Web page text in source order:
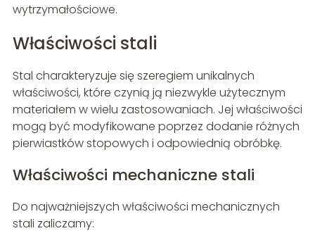
wytrzymałościowe.
Właściwości stali
Stal charakteryzuje się szeregiem unikalnych
właściwości, które czynią ją niezwykle użytecznym
materiałem w wielu zastosowaniach. Jej właściwości
mogą być modyfikowane poprzez dodanie różnych
pierwiastków stopowych i odpowiednią obróbkę.
Właściwości mechaniczne stali
Do najważniejszych właściwości mechanicznych
stali zaliczamy: